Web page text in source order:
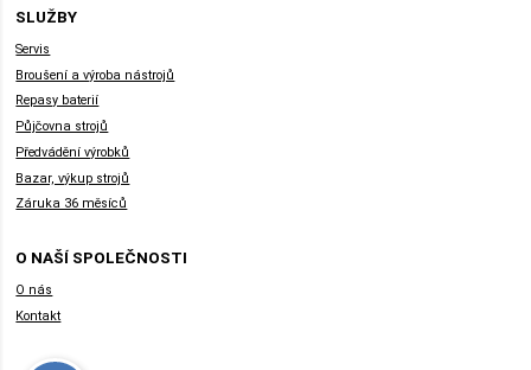
SLUŽBY
Servis
Broušení a výroba nástrojů
Repasy baterií
Půjčovna strojů
Předvádění výrobků
Bazar, výkup strojů
Záruka 36 měsíců
O NAŠÍ SPOLEČNOSTI
O nás
Kontakt